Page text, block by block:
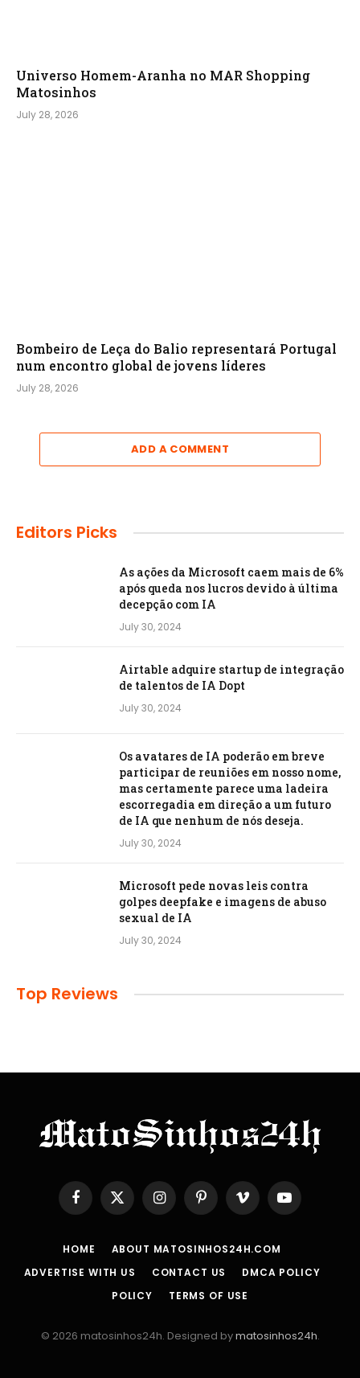
Universo Homem-Aranha no MAR Shopping
Matosinhos
July 28, 2026
Bombeiro de Leça do Balio representará Portugal
num encontro global de jovens líderes
July 28, 2026
ADD A COMMENT
Editors Picks
As ações da Microsoft caem mais de 6%
após queda nos lucros devido à última
decepção com IA
July 30, 2024
Airtable adquire startup de integração
de talentos de IA Dopt
July 30, 2024
Os avatares de IA poderão em breve
participar de reuniões em nosso nome,
mas certamente parece uma ladeira
escorregadia em direção a um futuro
de IA que nenhum de nós deseja.
July 30, 2024
Microsoft pede novas leis contra
golpes deepfake e imagens de abuso
sexual de IA
July 30, 2024
Top Reviews
Facebook
X
(Twitter)
InstagramPinterestVimeo YouTube
HOME
ABOUT MATOSINHOS24H.COM
ADVERTISE WITH US
CONTACT US
DMCA POLICY
POLICY
TERMS OF USE
© 2026 matosinhos24h. Designed bymatosinhos24h.